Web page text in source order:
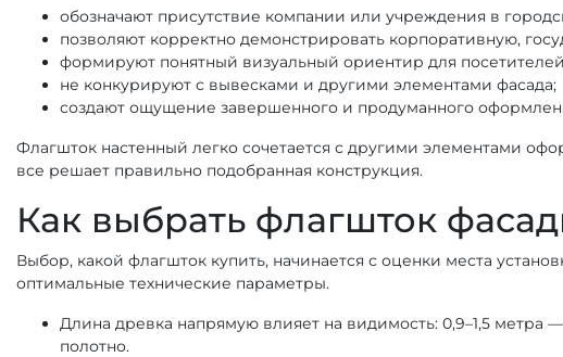
обозначают присутствие компании или учреждения в
позволяют корректно демонстрировать корпоративную,
формируют понятный визуальный ориентир для
не конкурируют с вывесками и другими элементами фасада;
создают ощущение завершенного и продуманного
Флагшток настенный легко сочетается с другими элементами
все решает правильно подобранная конструкция.
Как выбрать флагшток
Выбор, какой флагшток купить, начинается с оценки места
оптимальные технические параметры.
Длина древка напрямую влияет на видимость: 0,9–1,5
полотно.